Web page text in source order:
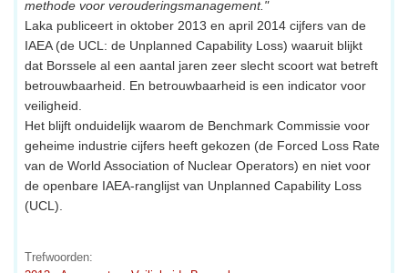
methode voor verouderingsmanagement."
Laka publiceert in oktober 2013 en april 2014 cijfers van de
IAEA (de UCL: de Unplanned Capability Loss) waaruit blijkt
dat Borssele al een aantal jaren zeer slecht scoort wat betreft
betrouwbaarheid. En betrouwbaarheid is een indicator voor
veiligheid.
Het blijft onduidelijk waarom de Benchmark Commissie voor
geheime industrie cijfers heeft gekozen (de Forced Loss Rate
van de World Association of Nuclear Operators) en niet voor
de openbare IAEA-ranglijst van Unplanned Capability Loss
(UCL).
Trefwoorden: